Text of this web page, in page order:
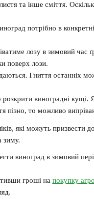
та інше сміття.
потрібно в
лозу в зимовий час
поверх лози.
Гниття останніх
розкрити виноградні
то можливо
які можуть призвести
зиму.
виноград в зимовий
гроші на покупку
.